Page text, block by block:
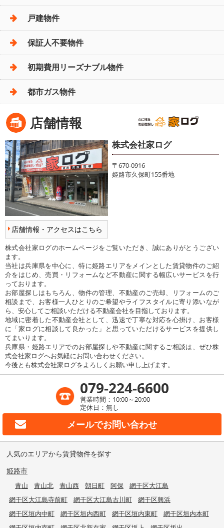
戸建物件
保証人不要物件
初期費用リーズナブル物件
都市ガス物件
店舗情報
店舗情報・アクセスはこちら
株式会社家ログ
〒670-0916
姫路市久保町155番地
株式会社家ログのホームページをご覧いただき、誠にありがとうござい
ます。
当社は兵庫県を中心に、特に姫路エリアをメインとした賃貸物件のご紹
介をはじめ、売買・リフォームなど不動産に関する幅広いサービスを行
っております。
お部屋探しはもちろん、物件の管理、不動産のご売却、リフォームのご
相談まで、お客様一人ひとりのご希望やライフスタイルに寄り添いなが
ら、安心してご相談いただける不動産会社を目指しております。
地域に密着した不動産会社として、迅速で丁寧な対応を心掛け、お客様
に「家ログに相談して良かった」と思っていただけるサービスを提供し
てまいります。
兵庫県・姫路エリアでのお部屋探しや不動産に関するご相談は、ぜひ株
式会社家ログへお気軽にお問い合わせください。
今後とも株式会社家ログをよろしくお願い申し上げます。
079-224-6600
営業時間：10:00～20:00
定休日：無し
メールでお問い合わせ
人気のエリアから賃貸物件を探す
姫路市
青山 青山北 青山西 朝日町 阿保
網干区大江島
網干区大江島寺前町
網干区大江島古川町
網干区興浜
網干区垣内中町
網干区垣内西町 網干区垣内東町
網干区垣内本町